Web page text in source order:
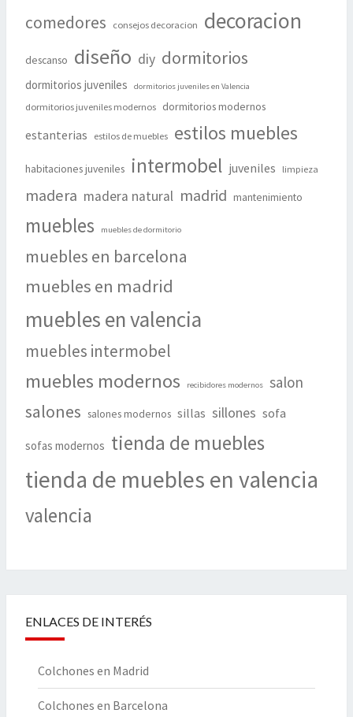
comedores consejos decoracion decoracion
descanso diseño diy dormitorios
dormitorios juveniles dormitorios juveniles en Valencia
dormitorios juveniles modernos dormitorios modernos
estanterias estilos de muebles estilos muebles
habitaciones juveniles intermobel juveniles limpieza
madera madera natural madrid mantenimiento
muebles muebles de dormitorio
muebles en barcelona
muebles en madrid
muebles en valencia
muebles intermobel
muebles modernos recibidores modernos salon
salones salones modernos sillas sillones sofa
sofas modernos tienda de muebles
tienda de muebles en valencia
valencia
ENLACES DE INTERÉS
Colchones en Madrid
Colchones en Barcelona